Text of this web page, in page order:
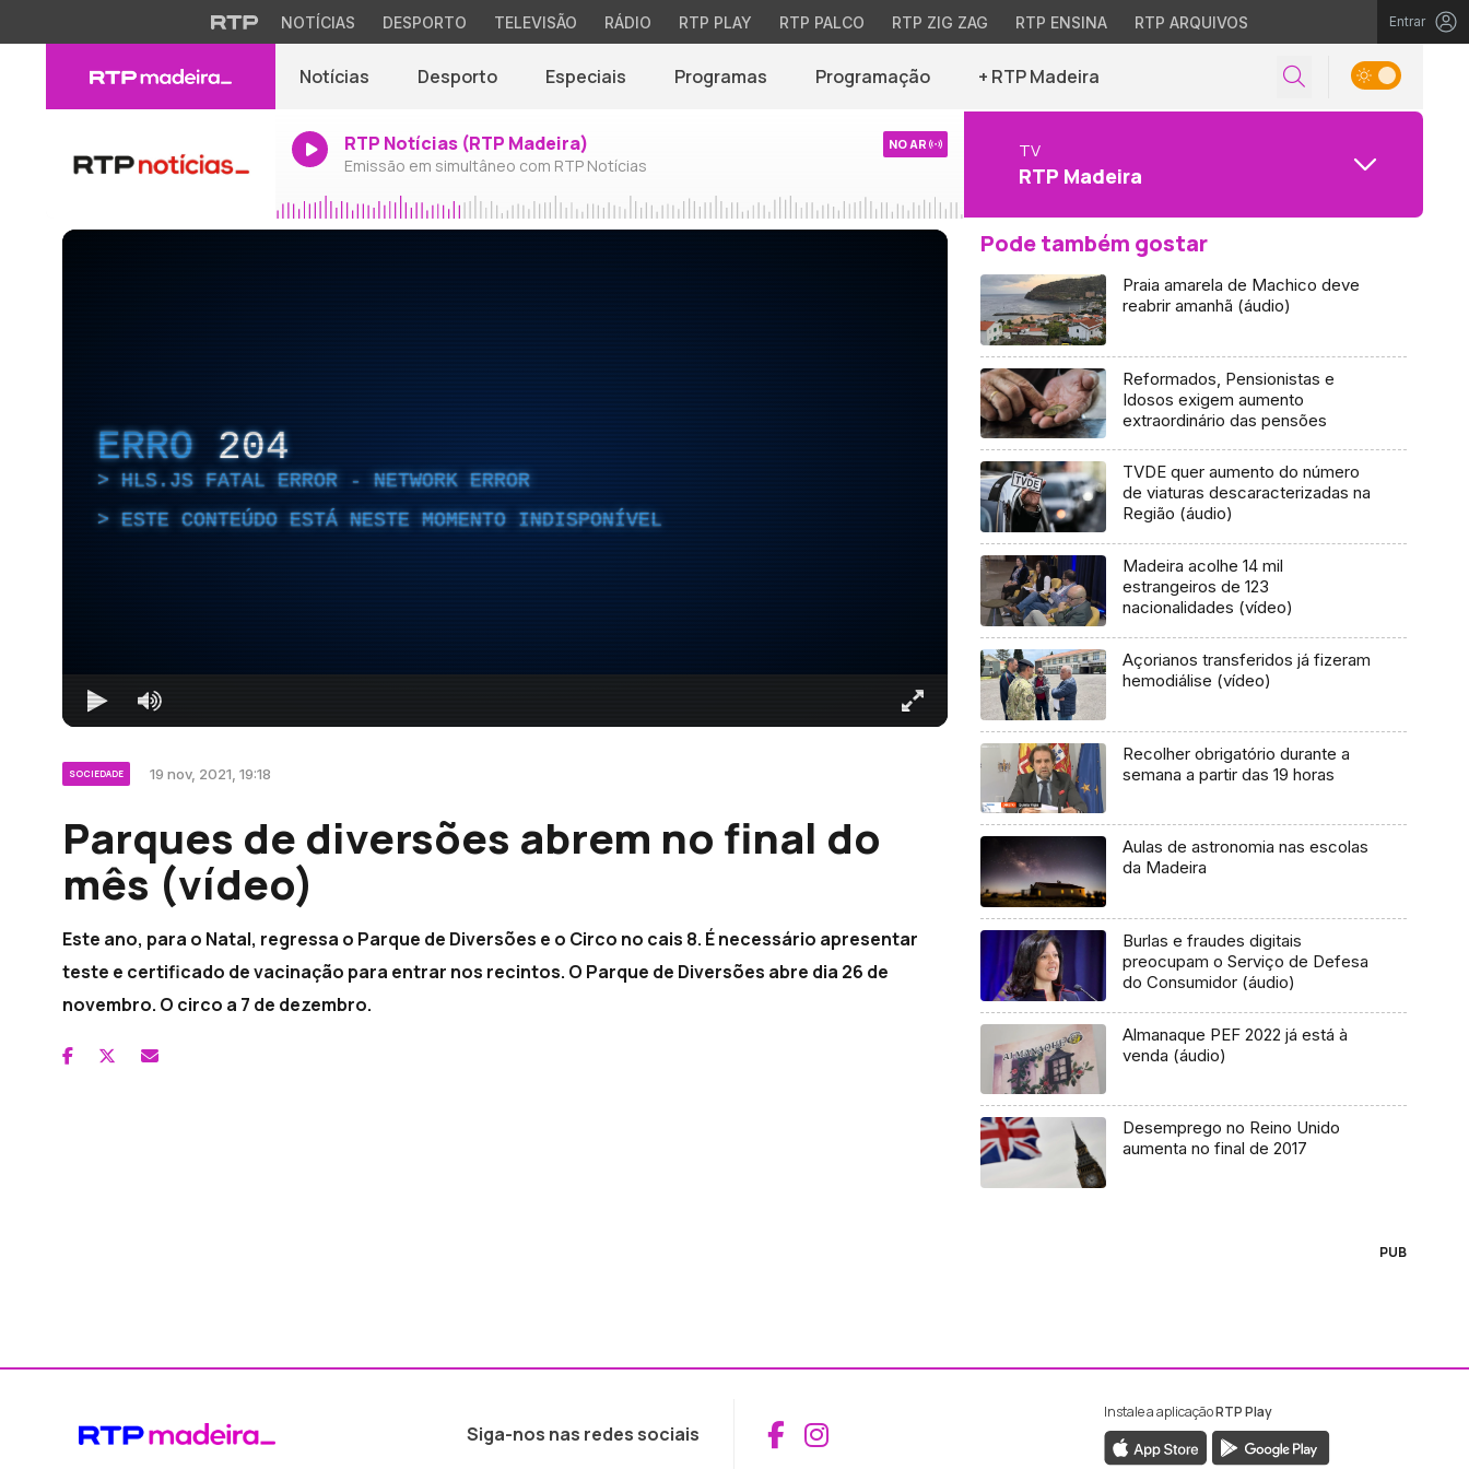
NOTÍCIAS DESPORTO TELEVISÃO RÁDIO RTP PLAY RTP PALCO RTP ZIG ZAG RTP ENSINA RTP ARQUIVOS Entrar
Notícias Desporto Especiais Programas Programação + RTP Madeira
RTP Notícias (RTP Madeira)
Emissão em simultâneo com RTP Notícias
NO AR TV
RTP Madeira
ERRO 204
HLS.JS FATAL ERROR - NETWORK ERROR
ESTE CONTEÚDO ESTÁ NESTE MOMENTO INDISPONÍVEL
SOCIEDADE 19 nov, 2021, 19:18
Parques de diversões abrem no final do
mês (vídeo)
Este ano, para o Natal, regressa o Parque de Diversões e o Circo no cais 8. É necessário apresentar
teste e certificado de vacinação para entrar nos recintos. O Parque de Diversões abre dia 26 de
novembro. O circo a 7 de dezembro.
Pode também gostar
Praia amarela de Machico deve
reabrir amanhã (áudio)
Reformados, Pensionistas e
Idosos exigem aumento
extraordinário das pensões
TVDE quer aumento do número
de viaturas descaracterizadas na
Região (áudio)
Madeira acolhe 14 mil
estrangeiros de 123
nacionalidades (vídeo)
Açorianos transferidos já fizeram
hemodiálise (vídeo)
Recolher obrigatório durante a
semana a partir das 19 horas
Aulas de astronomia nas escolas
da Madeira
Burlas e fraudes digitais
preocupam o Serviço de Defesa
do Consumidor (áudio)
Almanaque PEF 2022 já está à
venda (áudio)
Desemprego no Reino Unido
aumenta no final de 2017
PUB
Siga-nos nas redes sociais Aceder ao Facebook da RTP Madeira
Aceder ao Instagram da RTP Madeira
Instale a aplicaçãoRTP Play